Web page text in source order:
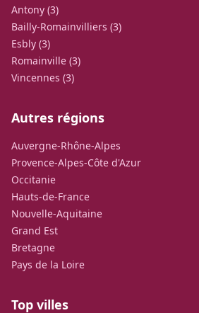
Antony (3)
Bailly-Romainvilliers (3)
Esbly (3)
Romainville (3)
Vincennes (3)
Autres régions
Auvergne-Rhône-Alpes
Provence-Alpes-Côte d'Azur
Occitanie
Hauts-de-France
Nouvelle-Aquitaine
Grand Est
Bretagne
Pays de la Loire
Top villes